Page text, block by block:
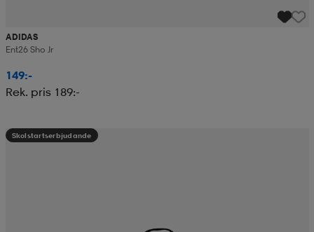
ADIDAS
Ent26 Sho Jr
149:-
Rek. pris 189:-
Skolstartserbjudande